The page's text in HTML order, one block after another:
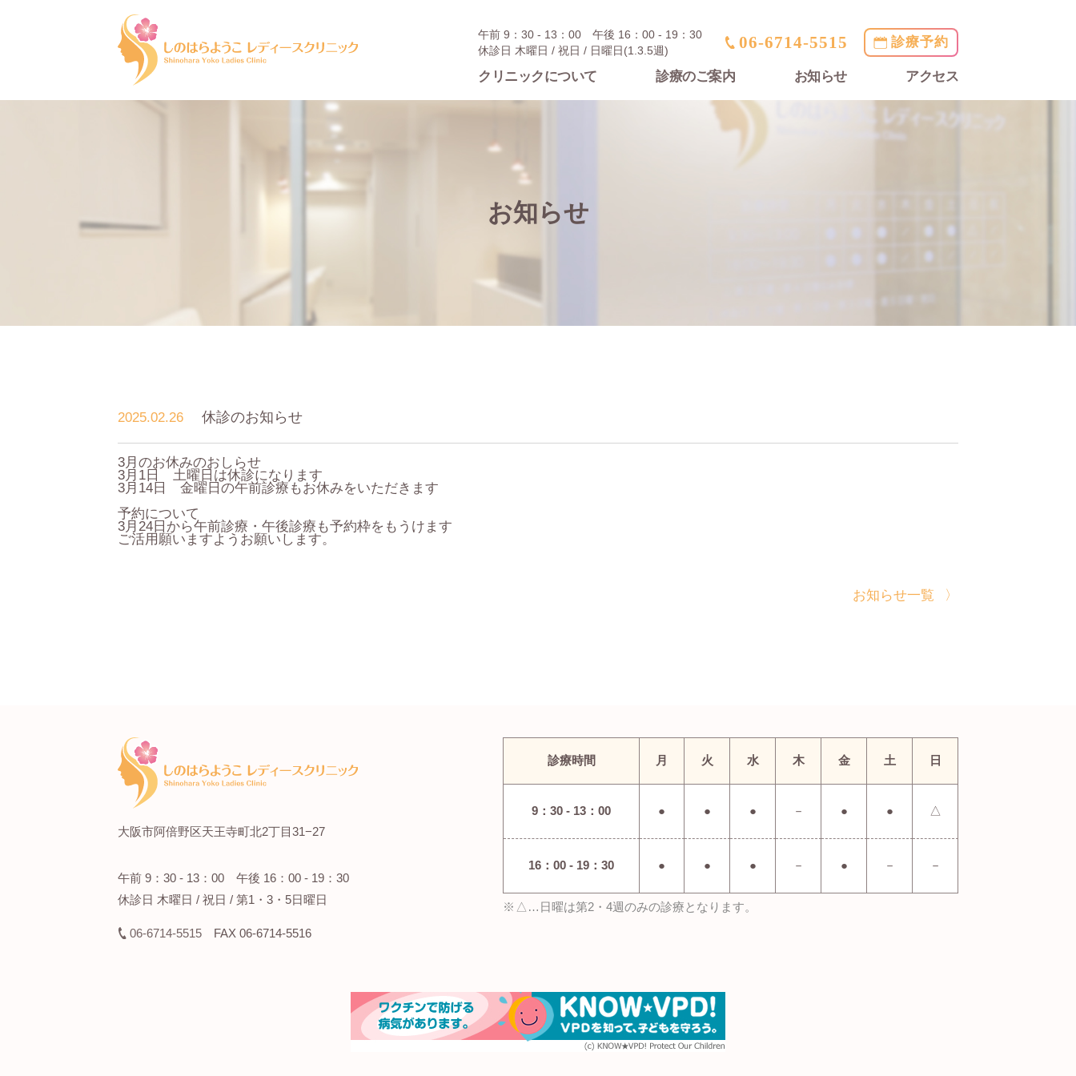
午前 9：30 - 13：00 午後 16：00 - 19：30
休診日 木曜日 / 祝日 / 日曜日(1.3.5週)
06-6714-5515 診療予約
クリニックについて 診療のご案内 お知らせ アクセス
お知らせ
2025.02.26 休診のお知らせ
3月のお休みのおしらせ
3月1日 土曜日は休診になります
3月14日 金曜日の午前診療もお休みをいただきます
予約について
3月24日から午前診療・午後診療も予約枠をもうけます
ご活用願いますようお願いします。
お知らせ一覧
大阪市阿倍野区天王寺町北2丁目31−27
診療時間 月 火 水 木 金 土 日
9：30 - 13：00 ● ● ● － ● ● △
16：00 - 19：30 ● ● ● － ● － －
△…日曜は第2・4週のみの診療となります。
午前 9：30 - 13：00 午後 16：00 - 19：30
休診日 木曜日 / 祝日 / 第1・3・5日曜日
06-6714-5515 FAX 06-6714-5516